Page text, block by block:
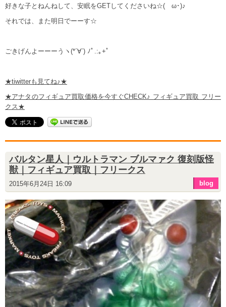
好きな子とねんねして、安眠をGETしてくださいね☆(ゝω･)♪
それでは、また明日でーーす☆
ごきげんよーーーうヽ(*´∀`) ﾉﾟ.:｡+ﾟ
★tiwitterも見てね♪★
★アナタのフィギュア買取価格を今すぐCHECK♪ フィギュア買取 フリー
クス★
バルタン星人｜ウルトラマン ブルマァク 復刻版怪
獣｜フィギュア買取｜フリークス
2015年6月24日 16:09 blog